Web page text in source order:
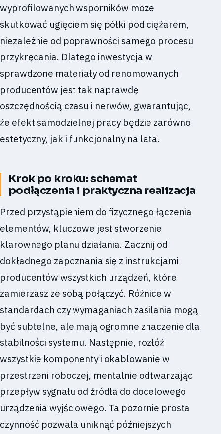
wyprofilowanych wsporników może
skutkować ugięciem się półki pod ciężarem,
niezależnie od poprawności samego procesu
przykręcania. Dlatego inwestycja w
sprawdzone materiały od renomowanych
producentów jest tak naprawdę
oszczędnością czasu i nerwów, gwarantując,
że efekt samodzielnej pracy będzie zarówno
estetyczny, jak i funkcjonalny na lata.
Krok po kroku: schemat
podłączenia i praktyczna realizacja
Przed przystąpieniem do fizycznego łączenia
elementów, kluczowe jest stworzenie
klarownego planu działania. Zacznij od
dokładnego zapoznania się z instrukcjami
producentów wszystkich urządzeń, które
zamierzasz ze sobą połączyć. Różnice w
standardach czy wymaganiach zasilania mogą
być subtelne, ale mają ogromne znaczenie dla
stabilności systemu. Następnie, rozłóż
wszystkie komponenty i okablowanie w
przestrzeni roboczej, mentalnie odtwarzając
przepływ sygnału od źródła do docelowego
urządzenia wyjściowego. Ta pozornie prosta
czynność pozwala uniknąć późniejszych